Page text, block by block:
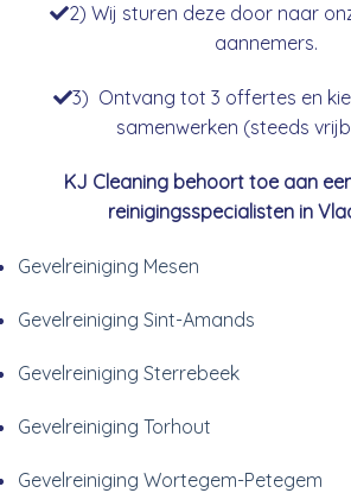
2) Wij sturen deze door naar
aannemers.
3) Ontvang tot 3 offertes en
samenwerken (steeds
KJ Cleaning behoort toe aan
reinigingsspecialisten in
Gevelreiniging Mesen
Gevelreiniging Sint-Amands
Gevelreiniging Sterrebeek
Gevelreiniging Torhout
Gevelreiniging Wortegem-Petegem